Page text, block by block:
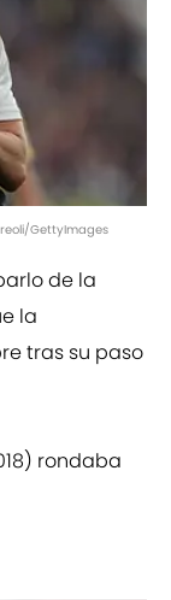
GettyImages
de la
la
tras su paso
rondaba